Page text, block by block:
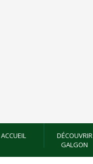
ACCUEIL
DÉCOUVRIR
GALGON